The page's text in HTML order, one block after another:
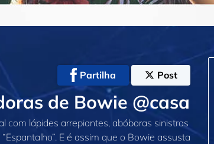
Partilha Post
de Bowie @casa
com lápides arrepiantes, abóboras sinistras
“Espantalho”. E é assim que o Bowie assusta